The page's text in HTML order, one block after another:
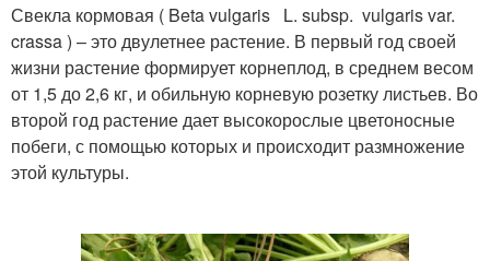
Свекла кормовая ( Beta vulgaris L. subsp. vulgaris var.
crassa ) – это двулетнее растение. В первый год своей
жизни растение формирует корнеплод, в среднем весом
от 1,5 до 2,6 кг, и обильную корневую розетку листьев. Во
второй год растение дает высокорослые цветоносные
побеги, с помощью которых и происходит размножение
этой культуры.